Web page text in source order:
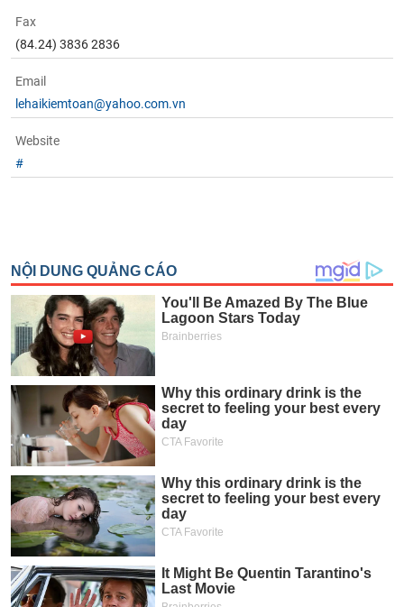
Fax
(84.24) 3836 2836
Email
lehaikiemtoan@yahoo.com.vn
Website
#
chính